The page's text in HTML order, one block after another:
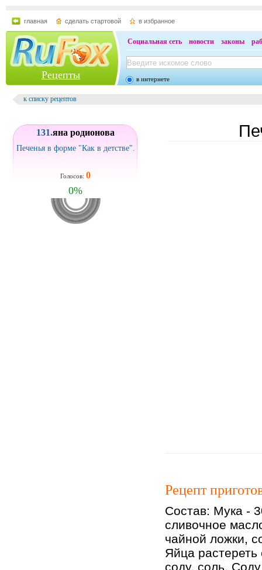
главная сделать стартовой в избранное
Рецепты
Социальная сеть новости законы
в интернете
к списку рецептов
131.яна родионова
Печенья в форме "Как в детстве".
Голосов: 0
0%
Рецепт
Состав: Мука -
сливочное
чайной ложки,
Яйца
соду, соль.